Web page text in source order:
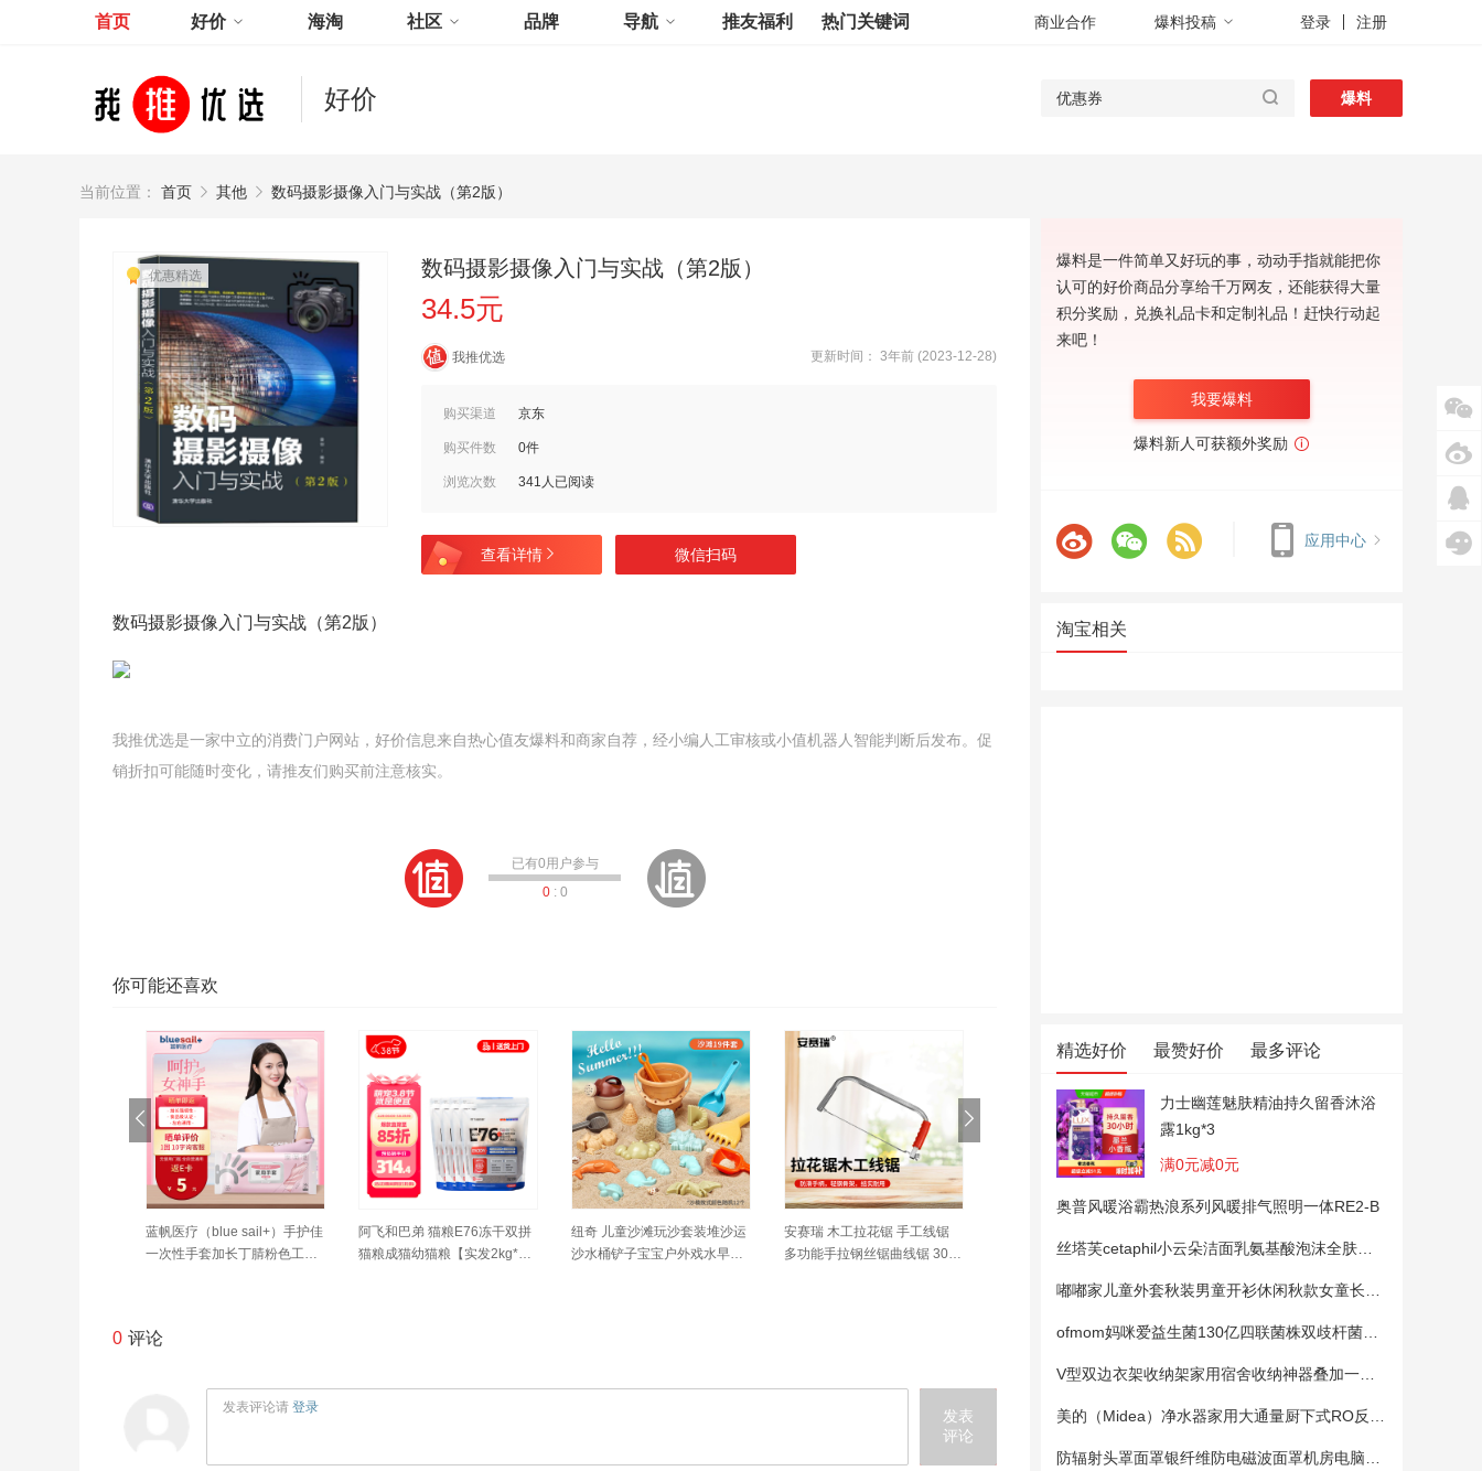
首页 好价 海淘 社区 品牌 导航 推友福利 热门关键词 商业合作 爆料投稿 登录 注册
好价 爆料
当前位置： 首页 其他 数码摄影摄像入门与实战（第2版）
优惠精选 数码摄影摄像入门与实战（第2版）
34.5元
我推优选 更新时间： 3年前 (2023-12-28)
购买渠道 京东
购买件数 0件
浏览次数 341人已阅读
查看详情 微信扫码
数码摄影摄像入门与实战（第2版）
我推优选是一家中立的消费门户网站，好价信息来自热心值友爆料和商家自荐，经小编人工审核或小值机器人智能判断后发布。促
销折扣可能随时变化，请推友们购买前注意核实。
已有0用户参与
0: 0
你可能还喜欢
蓝帆医疗（blue sail+）手护佳
一次性手套加长丁腈粉色工业
阿飞和巴弟 猫粮E76冻干双拼
猫粮成猫幼猫粮【实发2kg*4
纽奇 儿童沙滩玩沙套装堆沙运
沙水桶铲子宝宝户外戏水早教
安赛瑞 木工拉花锯 手工线锯
多功能手拉钢丝锯曲线锯 30c
电螺丝刀低压用No.83L电工一
色手帐DIY胶带切割裁纸雕刻
片】
0 评论
发表评论请 登录
发表
评论
爆料是一件简单又好玩的事，动动手指就能把你
认可的好价商品分享给千万网友，还能获得大量
积分奖励，兑换礼品卡和定制礼品！赶快行动起
来吧！
我要爆料
爆料新人可获额外奖励
应用中心
淘宝相关
精选好价 最赞好价 最多评论
力士幽莲魅肤精油持久留香沐浴
露1kg*3
满0元减0元
奥普风暖浴霸热浪系列风暖排气照明一体RE2-B